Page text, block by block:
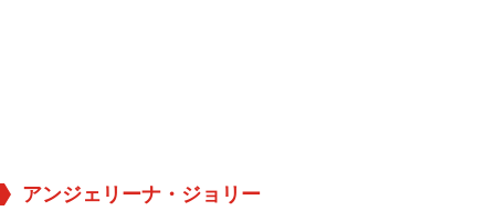
アンジェリーナ・ジョリー